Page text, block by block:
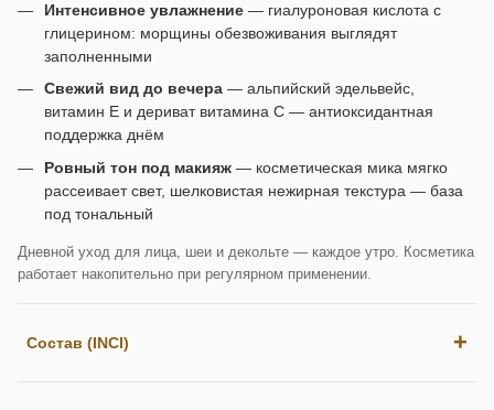
Интенсивное увлажнение — гиалуроновая кислота с
глицерином: морщины обезвоживания выглядят
заполненными
Свежий вид до вечера — альпийский эдельвейс,
витамин E и дериват витамина C — антиоксидантная
поддержка днём
Ровный тон под макияж — косметическая мика мягко
рассеивает свет, шелковистая нежирная текстура — база
под тональный
Дневной уход для лица, шеи и декольте — каждое утро. Косметика
работает накопительно при регулярном применении.
Состав (INCI)